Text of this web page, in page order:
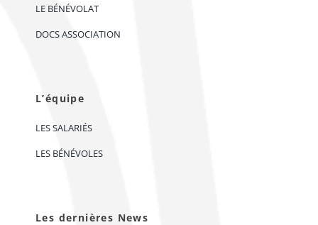
LE BÉNÉVOLAT
DOCS ASSOCIATION
L’équipe
LES SALARIÉS
LES BÉNÉVOLES
Les dernières News